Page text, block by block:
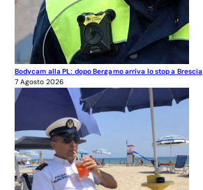
Bodycam alla PL: dopo Bergamo arriva lo stop a Brescia
7 Agosto 2026